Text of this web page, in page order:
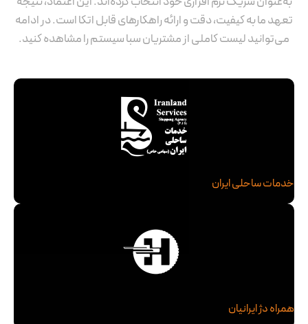
تعهد ما به کیفیت، دقت و ارائه راهکارهای قابل اتکا است. در ادامه
می‌توانید لیست کاملی از مشتریان سبا سیستم را مشاهده کنید.
خدمات ساحلی ایران
همراه دژ ایرانیان